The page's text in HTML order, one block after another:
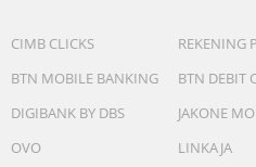
- Kamera Belakang: 200 MP +
- Kamera Belakang
- OIS: Ya
- Auto Focus Kamera
- Resolusi Video: UHD 8K
CIMB CLICKS
REKENING
BTN MOBILE BANKING
BTN DEBIT
DIGIBANK BY DBS
JAKONE
OVO
LINKAJA